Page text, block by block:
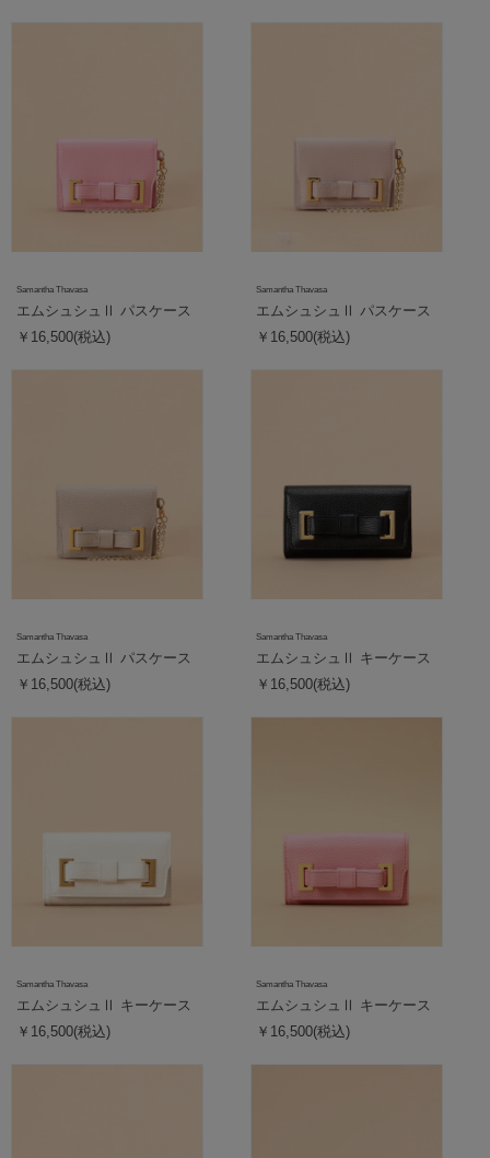
Samantha Thavasa
エムシュシュⅡ パスケース
￥16,500(税込)
Samantha Thavasa
エムシュシュⅡ パスケース
￥16,500(税込)
Samantha Thavasa
エムシュシュⅡ パスケース
￥16,500(税込)
Samantha Thavasa
エムシュシュⅡ キーケース
￥16,500(税込)
Samantha Thavasa
エムシュシュⅡ キーケース
￥16,500(税込)
Samantha Thavasa
エムシュシュⅡ キーケース
￥16,500(税込)